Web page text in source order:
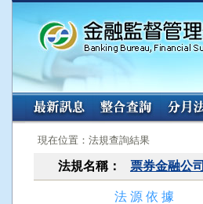
:::
現在位置：法規查詢結果
法規名稱： 票券金融公
法 源 依 據